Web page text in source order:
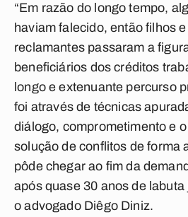
“Em razão do longo tempo,
haviam falecido, então filhos
reclamantes passaram a
beneficiários dos créditos
longo e extenuante percurso
foi através de técnicas
diálogo, comprometimento e
solução de conflitos de forma
pôde chegar ao fim da
após quase 30 anos de
o advogado Diêgo Diniz.